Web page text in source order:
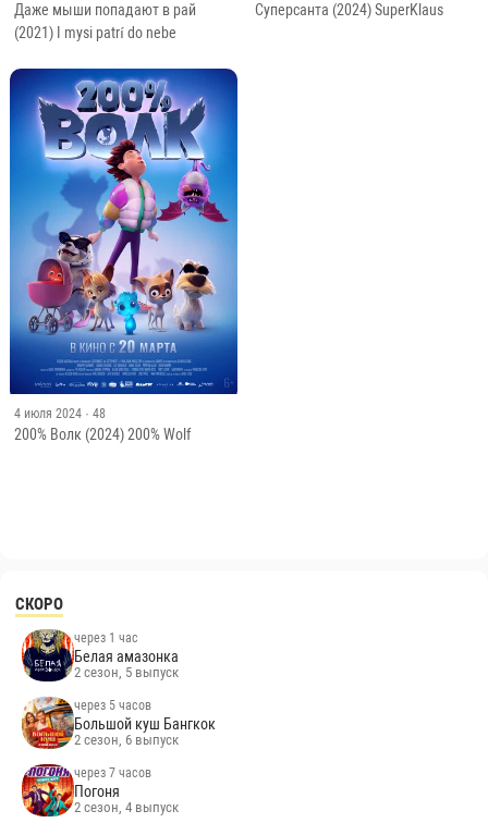
Даже мыши попадают в рай
(2021) I mysi patrí do nebe
Суперсанта (2024) SuperKlaus
4 июля 2024 · 48
200% Волк (2024) 200% Wolf
СКОРО
через 1 час
Белая амазонка
2 сезон, 5 выпуск
через 5 часов
Большой куш Бангкок
2 сезон, 6 выпуск
через 7 часов
Погоня
2 сезон, 4 выпуск